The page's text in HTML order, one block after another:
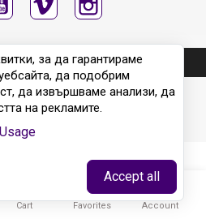
за да гарантираме
да подобрим
да извършваме анализи, да
на рекламите.
Accept all
Cart

Favorites Account